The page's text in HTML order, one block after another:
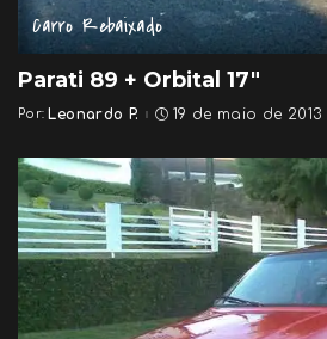
Carro Rebaixado
Parati 89 + Orbital 17″
Posted
Por: Leonardo P. 19 de maio de 2013